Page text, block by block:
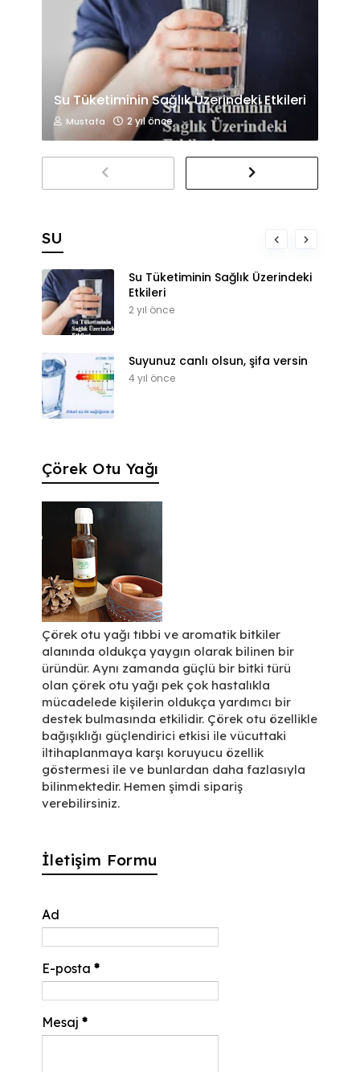
Su Tüketiminin Sağlık Üzerindeki Etkileri
Mustafa 2 yıl önce
SU
Su Tüketiminin Sağlık Üzerindeki
Etkileri
2 yıl önce
Suyunuz canlı olsun, şifa versin
4 yıl önce
Çörek Otu Yağı
Çörek otu yağı tıbbi ve aromatik bitkiler
alanında oldukça yaygın olarak bilinen bir
üründür. Aynı zamanda güçlü bir bitki türü
olan çörek otu yağı pek çok hastalıkla
mücadelede kişilerin oldukça yardımcı bir
destek bulmasında etkilidir. Çörek otu özellikle
bağışıklığı güçlendirici etkisi ile vücuttaki
iltihaplanmaya karşı koruyucu özellik
göstermesi ile ve bunlardan daha fazlasıyla
bilinmektedir. Hemen şimdi sipariş
verebilirsiniz.
İletişim Formu
Ad
E-posta *
Mesaj *